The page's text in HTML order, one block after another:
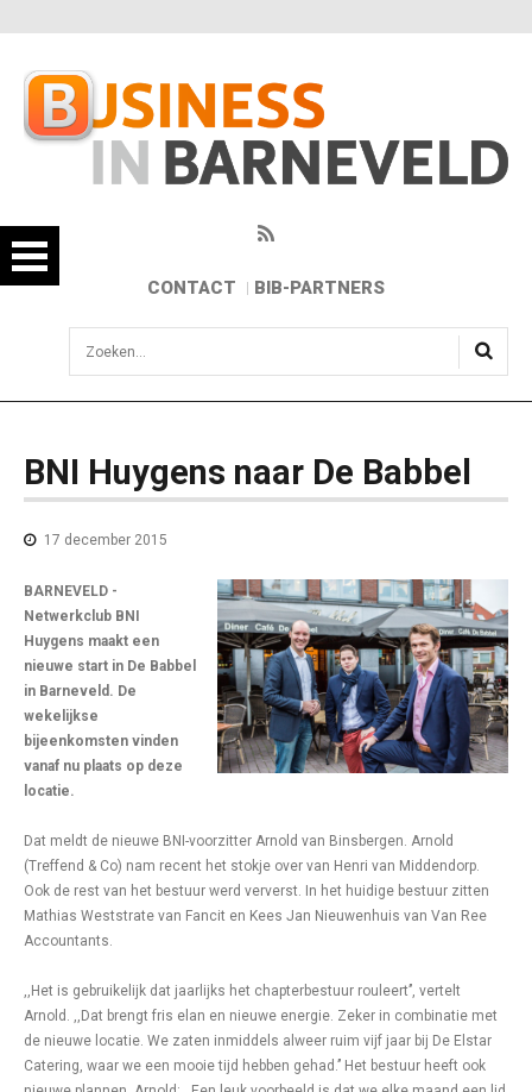
CONTACT BIB-PARTNERS
sisea.search
BNI Huygens naar De Babbel
17 december 2015
BARNEVELD -
Netwerkclub BNI
Huygens maakt een
nieuwe start in De Babbel
in Barneveld. De
wekelijkse
bijeenkomsten vinden
vanaf nu plaats op deze
locatie.
Dat meldt de nieuwe BNI-voorzitter Arnold van Binsbergen. Arnold
(Treffend & Co) nam recent het stokje over van Henri van Middendorp.
Ook de rest van het bestuur werd ververst. In het huidige bestuur zitten
Mathias Weststrate van Fancit en Kees Jan Nieuwenhuis van Van Ree
Accountants.
,,Het is gebruikelijk dat jaarlijks het chapterbestuur rouleert’’, vertelt
Arnold. ,,Dat brengt fris elan en nieuwe energie. Zeker in combinatie met
de nieuwe locatie. We zaten inmiddels alweer ruim vijf jaar bij De Elstar
Catering, waar we een mooie tijd hebben gehad.’’ Het bestuur heeft ook